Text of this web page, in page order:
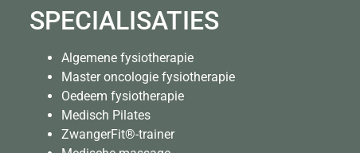
SPECIALISATIES
Algemene fysiotherapie
Master oncologie fysiotherapie
Oedeem fysiotherapie
Medisch Pilates
ZwangerFit®-trainer